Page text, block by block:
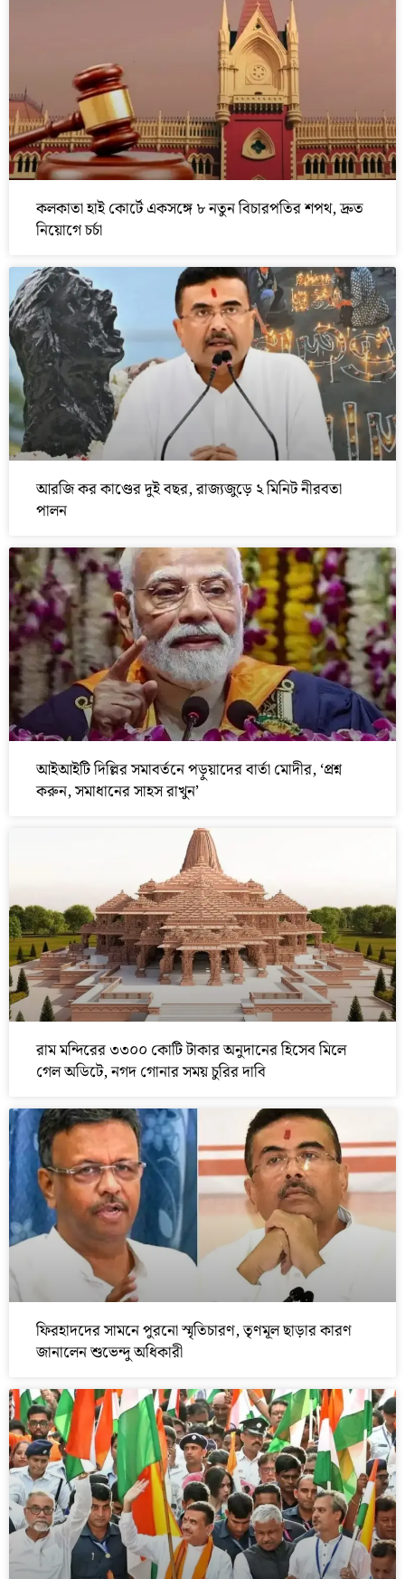
কলকাতা হাই কোর্টে একসঙ্গে ৮ নতুন বিচারপতির শপথ, দ্রুত
নিয়োগে চর্চা
আরজি কর কাণ্ডের দুই বছর, রাজ্যজুড়ে ২ মিনিট নীরবতা
পালন
আইআইটি দিল্লির সমাবর্তনে পড়ুয়াদের বার্তা মোদীর, ‘প্রশ্ন
করুন, সমাধানের সাহস রাখুন’
রাম মন্দিরের ৩৩০০ কোটি টাকার অনুদানের হিসেব মিলে
গেল অডিটে, নগদ গোনার সময় চুরির দাবি
ফিরহাদদের সামনে পুরনো স্মৃতিচারণ, তৃণমূল ছাড়ার কারণ
জানালেন শুভেন্দু অধিকারী